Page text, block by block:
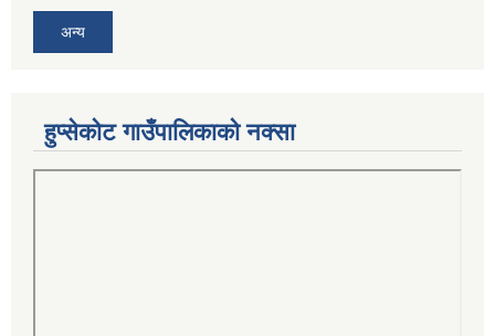
अन्य
हुप्सेकोट गाउँपालिकाको नक्सा